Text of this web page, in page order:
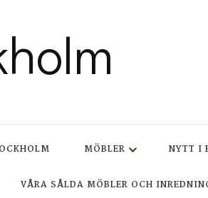
MÖBLER NYTT I
VÅRA SÅLDA MÖBLER OCH